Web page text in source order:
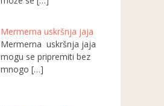
Mermerna uskršnja jaja
Mermerna uskršnja jaja
mogu se pripremiti bez
mnogo […]